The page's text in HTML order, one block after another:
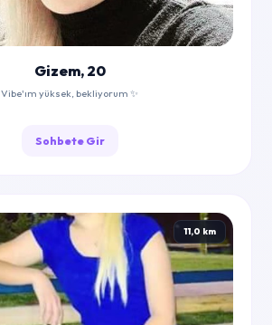
Gizem, 20
Vibe'ım yüksek, bekliyorum ✨
Sohbete Gir
11,0 km